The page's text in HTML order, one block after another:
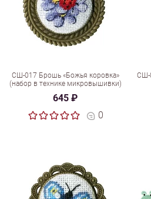
СШ-017 Брошь «Божья коровка»
(набор в технике микровышивки)
645 ₽
0
СШ-